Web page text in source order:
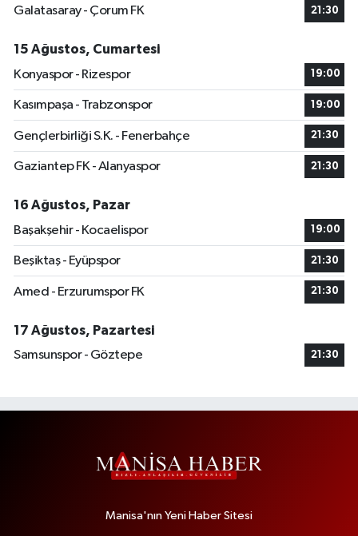
Galatasaray - Çorum FK
21:30
15 Ağustos, Cumartesi
Konyaspor - Rizespor
19:00
Kasımpaşa - Trabzonspor 19:00
Gençlerbirliği S.K. - Fenerbahçe 21:30
Gaziantep FK - Alanyaspor 21:30
16 Ağustos, Pazar
Başakşehir - Kocaelispor
19:00
Beşiktaş - Eyüpspor 21:30
Amed - Erzurumspor FK 21:30
17 Ağustos, Pazartesi
Samsunspor - Göztepe
21:30
Manisa'nın Yeni Haber Sitesi